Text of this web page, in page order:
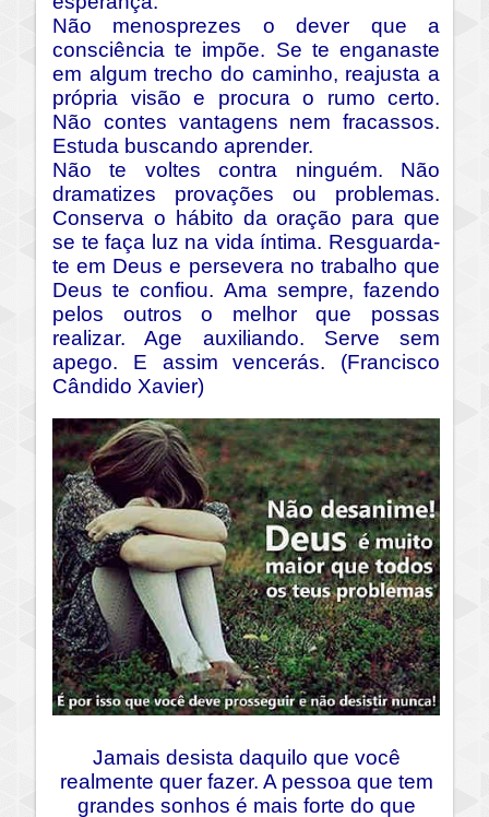
Não menosprezes o dever que a
consciência te impõe. Se te enganaste
em algum trecho do caminho, reajusta a
própria visão e procura o rumo certo.
Não contes vantagens nem fracassos.
Estuda buscando aprender.
Não te voltes contra ninguém. Não
dramatizes provações ou problemas.
Conserva o hábito da oração para que
se te faça luz na vida íntima. Resguarda-
te em Deus e persevera no trabalho que
Deus te confiou. Ama sempre, fazendo
pelos outros o melhor que possas
realizar. Age auxiliando. Serve sem
apego. E assim vencerás. (Francisco
Cândido Xavier)
Jamais desista daquilo que você
realmente quer fazer. A pessoa que tem
grandes sonhos é mais forte do que